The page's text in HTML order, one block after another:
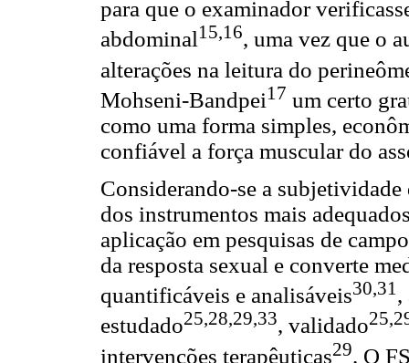
para que o examinador
abdominal15,16, uma vez que o
alterações na leitura do
Mohseni-Bandpei17 um certo
como uma forma simples,
confiável a força muscular do
Considerando-se a
dos instrumentos mais
aplicação em pesquisas de
da resposta sexual e converte
quantificáveis e analisáveis30,31 ,
estudado25,28,29,33, validado
intervenções terapêuticas29. O